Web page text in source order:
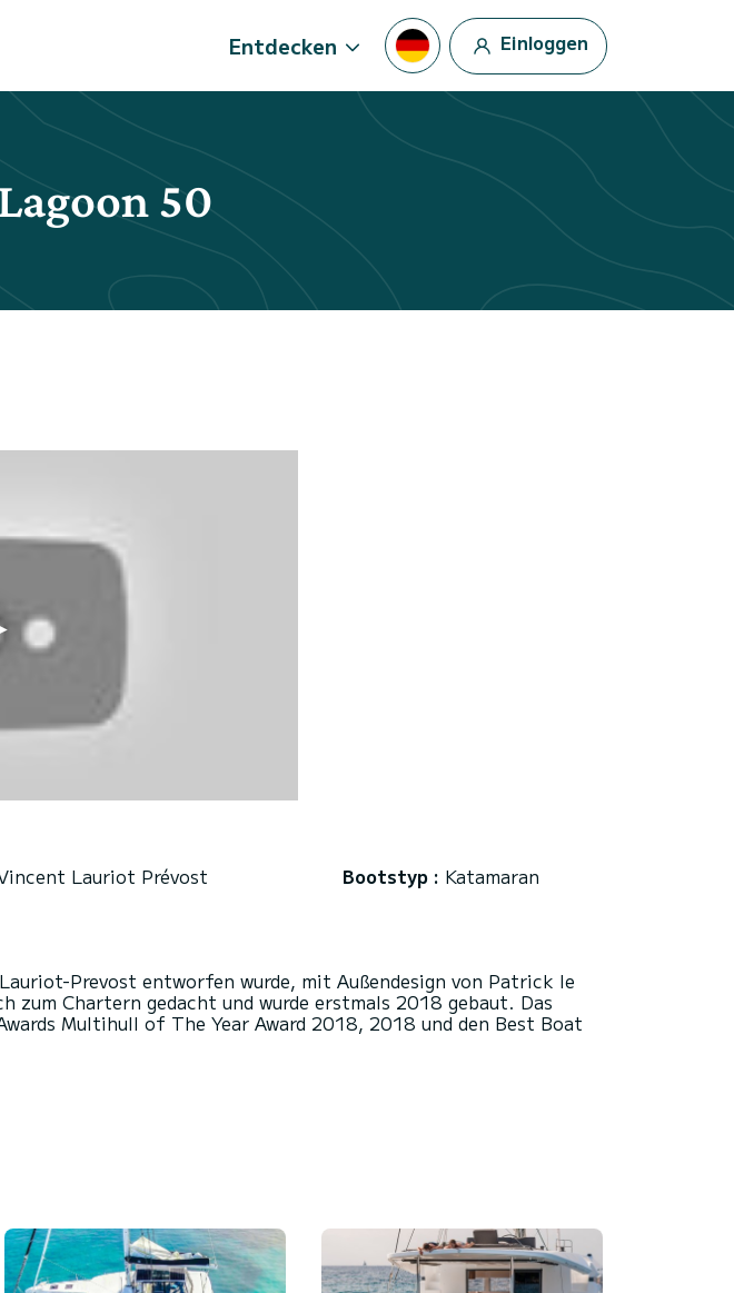
Entdecken Einloggen
50
Lauriot Prévost Bootstyp : Katamaran
Prevost entworfen wurde, mit Außendesign von Patrick le
zum Chartern gedacht und wurde erstmals 2018 gebaut. Das
Multihull of The Year Award 2018, 2018 und den Best Boat